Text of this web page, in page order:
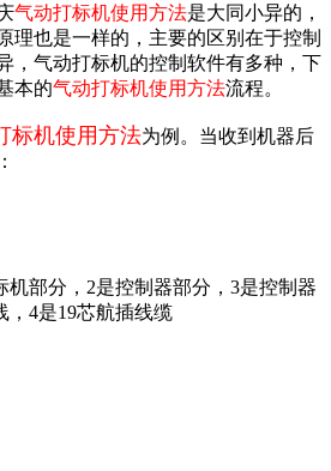
气动打标机使用方法是大同小异的，
理也是一样的，主要的区别在于控制
，气动打标机的控制软件有多种，下
本的气动打标机使用方法流程。
标机使用方法为例。当收到机器后
机部分，2是控制器部分，3是控制器
，4是19芯航插线缆